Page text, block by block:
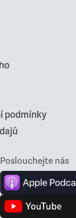
podmínky
Poslouchejte nás